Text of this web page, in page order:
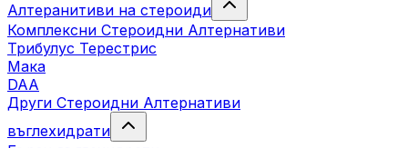
Алтеранитиви на стероиди
Комплексни Стероидни Алтернативи
Трибулус Терестрис
Maка
DAA
Други Стероидни Алтернативи
въглехидрати